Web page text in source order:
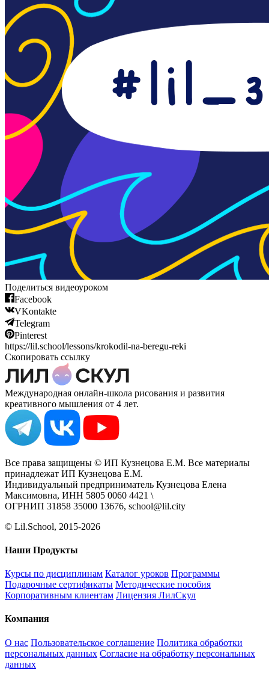
Поделиться видеоуроком
Facebook
VKontakte
Telegram
Pinterest
https://lil.school/lessons/krokodil-na-beregu-reki
Скопировать ссылку
Международная онлайн-школа рисования и развития
креативного мышления от 4 лет.
Все права защищены © ИП Кузнецова Е.М. Все материалы
принадлежат ИП Кузнецова Е.М.
Индивидуальный предприниматель Кузнецова Елена
Максимовна, ИНН 5805 0060 4421 \
ОГРНИП 31858 35000 13676, school@lil.city
© Lil.School, 2015‐2026
Наши Продукты
Курсы по дисциплинам Каталог уроков Программы
Подарочные сертификаты Методические пособия
Корпоративным клиентам Лицензия ЛилСкул
Компания
О нас Пользовательское соглашение Политика обработки
персональных данных Согласие на обработку персональных
данных